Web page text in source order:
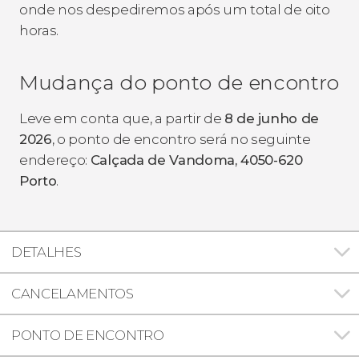
onde nos despediremos após um total de oito
horas.
Mudança do ponto de encontro
Leve em conta que, a partir de 8 de junho de
2026, o ponto de encontro será no seguinte
endereço: Calçada de Vandoma, 4050-620
Porto.
DETALHES
CANCELAMENTOS
PONTO DE ENCONTRO